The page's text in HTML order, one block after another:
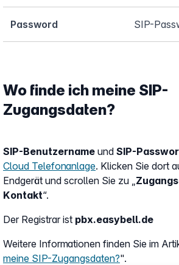
Password SIP-
Wo finde ich meine SIP-
Zugangsdaten?
SIP-Benutzername und SIP-
Cloud Telefonanlage. Klicken Sie dort
Endgerät und scrollen Sie zu „
Kontakt“.
Der Registrar ist pbx.easybell.de
Weitere Informationen finden Sie im
meine SIP-Zugangsdaten?".